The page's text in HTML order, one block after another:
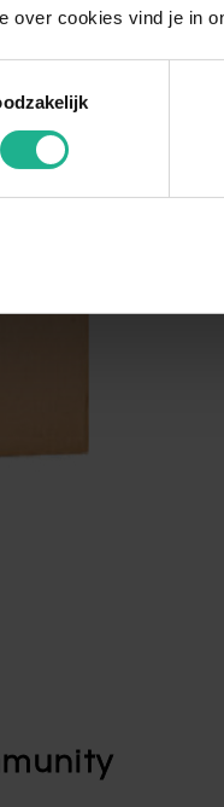
over cookies vind je in